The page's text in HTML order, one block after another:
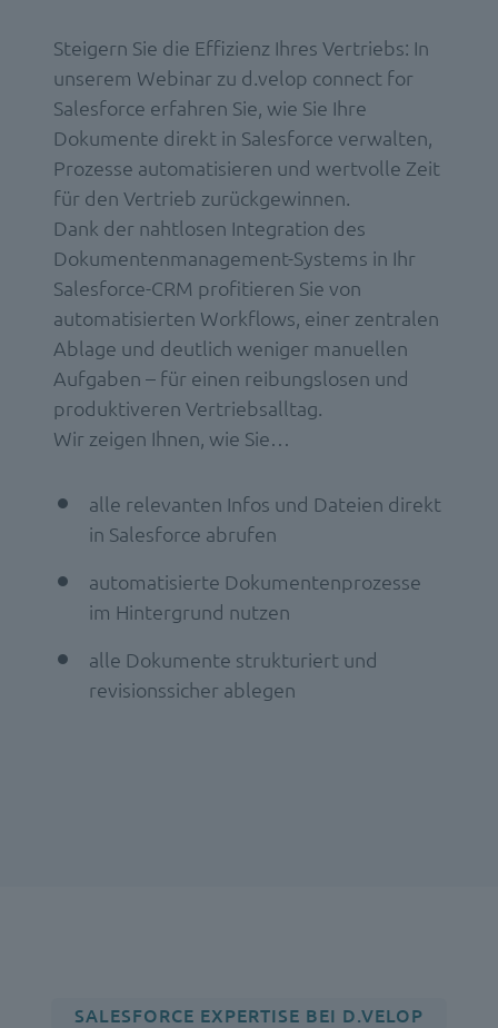
Steigern Sie die Effizienz Ihres Vertriebs: In
unserem Webinar zu d.velop connect for
Salesforce erfahren Sie, wie Sie Ihre
Dokumente direkt in Salesforce verwalten,
Prozesse automatisieren und wertvolle Zeit
für den Vertrieb zurückgewinnen.
Dank der nahtlosen Integration des
Dokumentenmanagement-Systems in Ihr
Salesforce-CRM profitieren Sie von
automatisierten Workflows, einer zentralen
Ablage und deutlich weniger manuellen
Aufgaben – für einen reibungslosen und
produktiveren Vertriebsalltag.
Wir zeigen Ihnen, wie Sie…
alle relevanten Infos und Dateien direkt
in Salesforce abrufen
automatisierte Dokumentenprozesse
im Hintergrund nutzen
alle Dokumente strukturiert und
revisionssicher ablegen
SALESFORCE EXPERTISE BEI D.VELOP